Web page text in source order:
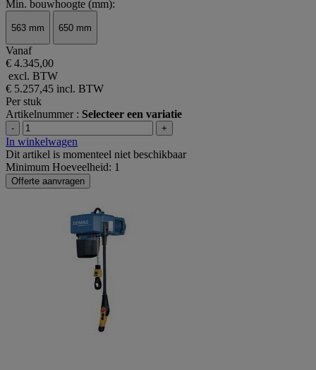
Min. bouwhoogte (mm):
563 mm 650 mm
Vanaf
€ 4.345,00
excl. BTW
€ 5.257,45 incl. BTW
Per stuk
Artikelnummer : Selecteer een variatie
- +
In winkelwagen
Dit artikel is momenteel niet beschikbaar
Minimum Hoeveelheid: 1
Offerte aanvragen